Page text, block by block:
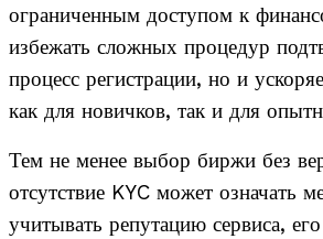
ограниченным доступом к
избежать сложных процедур
процесс регистрации, но и
как для новичков, так и для
Тем не менее выбор биржи без
отсутствие KYC может
учитывать репутацию сервиса,